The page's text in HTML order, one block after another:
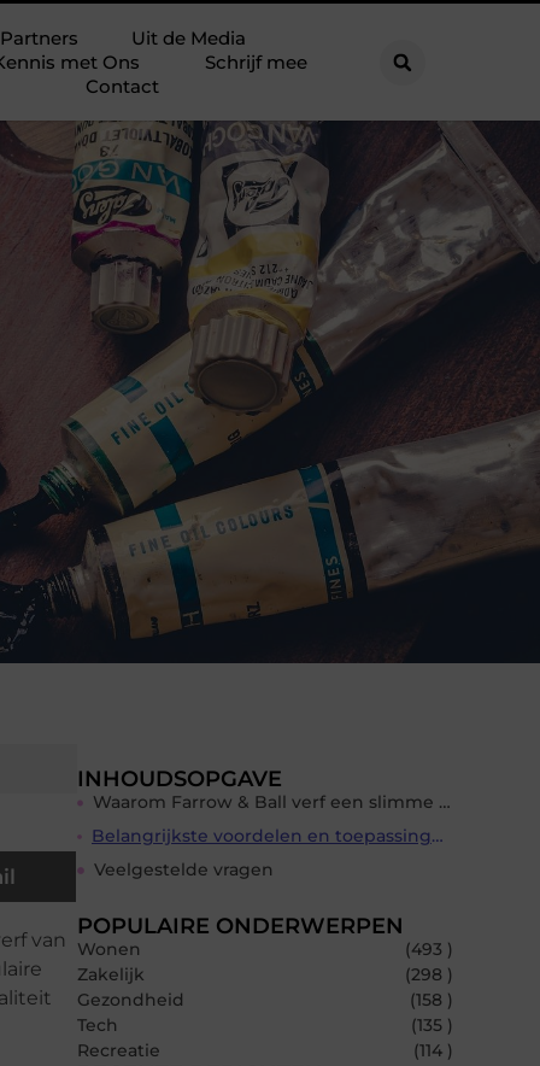
Partners
Uit de Media
met Ons
Schrijf mee
Contact
van
INHOUDSOPGAVE
Waarom Farrow & Ball verf een slimme keuze is
Belangrijkste voordelen en toepassingen van Farrow & Ball verf
Veelgestelde vragen
POPULAIRE ONDERWERPEN
Wonen
(493 )
Zakelijk
(298 )
Gezondheid
(158 )
Tech
(135 )
Recreatie
(114 )